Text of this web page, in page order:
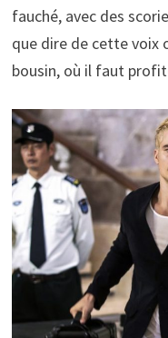
fauché, avec des
que dire de cette voix
bousin, où il faut